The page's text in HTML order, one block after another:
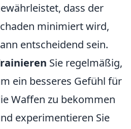
dass der
minimiert wird,
entscheidend sein.
Sie regelmäßig,
ein besseres Gefühl für
Waffen zu bekommen
experimentieren Sie